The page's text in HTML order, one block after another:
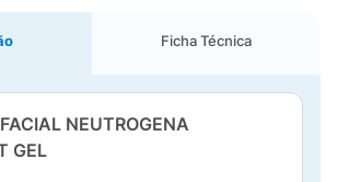
Ficha Técnica
NEUTROGENA
GEL